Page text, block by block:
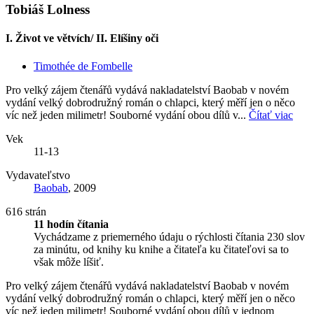
Tobiáš Lolness
I. Život ve větvích/ II. Elíšiny oči
Timothée de Fombelle
Pro velký zájem čtenářů vydává nakladatelství Baobab v novém
vydání velký dobrodružný román o chlapci, který měří jen o něco
víc než jeden milimetr! Souborné vydání obou dílů v... Čítať viac
Vek
11-13
Vydavateľstvo
Baobab, 2009
616 strán
11 hodín čítania
Vychádzame z priemerného údaju o rýchlosti čítania 230 slov
za minútu, od knihy ku knihe a čitateľa ku čitateľovi sa to
však môže líšiť.
Pro velký zájem čtenářů vydává nakladatelství Baobab v novém
vydání velký dobrodružný román o chlapci, který měří jen o něco
víc než jeden milimetr! Souborné vydání obou dílů v jednom